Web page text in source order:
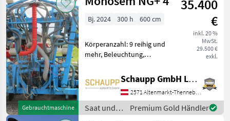
Reihendüngerstreuer, elekt
Monosem
Gebrauchtmaschine
35.400
€
inkl. 20 %
MwSt.
29.500 €
exkl.
Bj. 2024 300 h 600 cm
Körperanzahl: 9 reihig und
mehr, Beleuchtung,
Spuranreisser,
Direktsaatausstattung,
Gummidruckrollen, hydr.
klappbar, Mais,
pneumatisch,
Schaupp GmbH Landtechnik
2571 Altenmarkt-Thenneberg
Saat und
Pflege /
Premium Gold Händler